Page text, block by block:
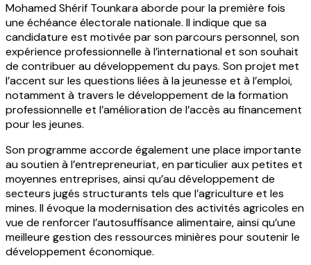
Mohamed Shérif Tounkara aborde pour la première fois
une échéance électorale nationale. Il indique que sa
candidature est motivée par son parcours personnel, son
expérience professionnelle à l’international et son souhait
de contribuer au développement du pays. Son projet met
l’accent sur les questions liées à la jeunesse et à l’emploi,
notamment à travers le développement de la formation
professionnelle et l’amélioration de l’accès au financement
pour les jeunes.
Son programme accorde également une place importante
au soutien à l’entrepreneuriat, en particulier aux petites et
moyennes entreprises, ainsi qu’au développement de
secteurs jugés structurants tels que l’agriculture et les
mines. Il évoque la modernisation des activités agricoles en
vue de renforcer l’autosuffisance alimentaire, ainsi qu’une
meilleure gestion des ressources minières pour soutenir le
développement économique.